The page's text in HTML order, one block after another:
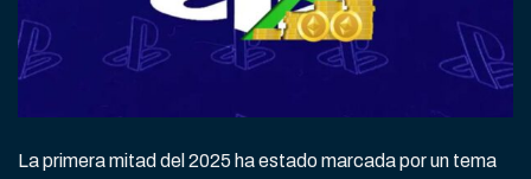
La primera mitad del 2025 ha estado marcada por un tema